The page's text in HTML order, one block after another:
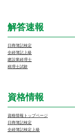
解答速報
日商簿記検定
全経簿記上級
建設業経理士
税理士試験
資格情報
資格情報トップページ
日商簿記検定
全経簿記検定上級